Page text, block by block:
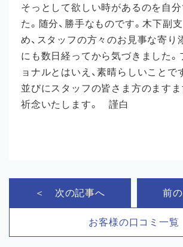
そっとして欲しい時があるのを自
た。随分、勝手なものです。木下副
め、スタッフの方々のお見事な寄り
にも数日経ってから気づきました。
ョナルとはいえ、素晴らしいことで
並びにスタッフの皆さま方のます
祈念いたします。 謹白
＜ 次の記事へ
お客様の口コミ一覧
前